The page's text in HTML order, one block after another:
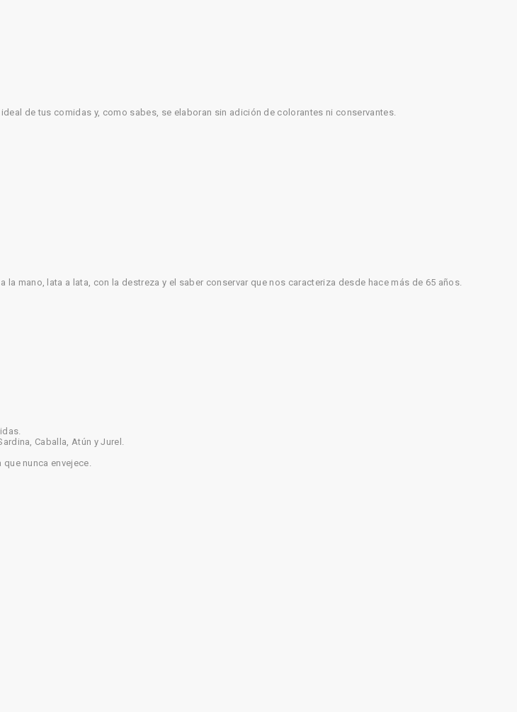
de tus comidas y, como sabes, se elaboran sin adición de colorantes ni conservantes.
mano, lata a lata, con la destreza y el saber conservar que nos caracteriza desde hace más de 65 años.
Caballa, Atún y Jurel.
nunca envejece.